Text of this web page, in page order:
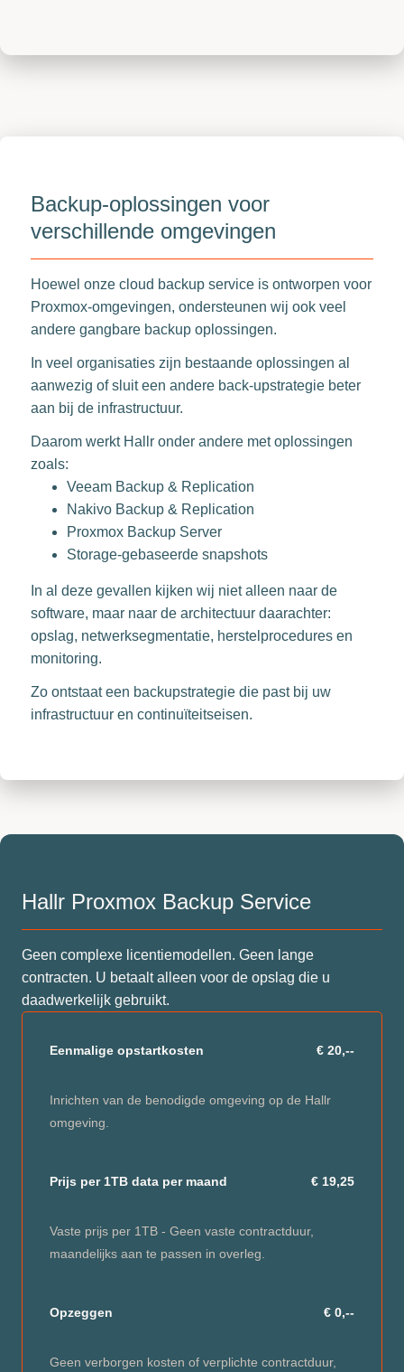
Backup-oplossingen voor
verschillende omgevingen
Hoewel onze cloud backup service is ontworpen voor
Proxmox-omgevingen, ondersteunen wij ook veel
andere gangbare backup oplossingen.
In veel organisaties zijn bestaande oplossingen al
aanwezig of sluit een andere back-upstrategie beter
aan bij de infrastructuur.
Daarom werkt Hallr onder andere met oplossingen
zoals:
Veeam Backup & Replication
Nakivo Backup & Replication
Proxmox Backup Server
Storage-gebaseerde snapshots
In al deze gevallen kijken wij niet alleen naar de
software, maar naar de architectuur daarachter:
opslag, netwerksegmentatie, herstelprocedures en
monitoring.
Zo ontstaat een backupstrategie die past bij uw
infrastructuur en continuïteitseisen.
Hallr Proxmox Backup Service
Geen complexe licentiemodellen. Geen lange
contracten. U betaalt alleen voor de opslag die u
daadwerkelijk gebruikt.
Eenmalige opstartkosten € 20,--
Inrichten van de benodigde omgeving op de Hallr
omgeving.
Prijs per 1TB data per maand € 19,25
Vaste prijs per 1TB - Geen vaste contractduur,
maandelijks aan te passen in overleg.
Opzeggen € 0,--
Geen verborgen kosten of verplichte contractduur,